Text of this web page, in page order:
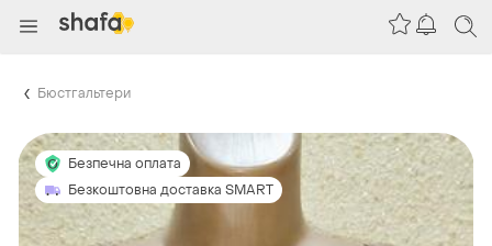
Бюстгальтери
Безпечна оплата
Безкоштовна доставка SMART